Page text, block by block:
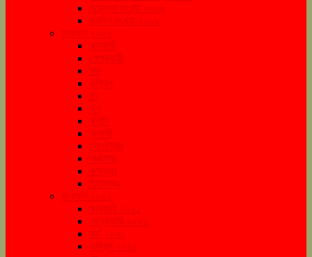
নভেম্বর সংখ্যা ২০১৯
বড়দিন সংখ্যা ২০১৯
সংরক্ষণ ২০২০
জানুয়ারী
ফেব্রুয়ারী
মার্চ
এপ্রিল
মে
জুন
জুলাই
অগাস্ট
সেপ্টেম্বর
অক্টোবর
নভেম্বর
ডিসেম্বর
সংরক্ষণ ২০২১
জানুয়ারি ২০২১
ফেব্রুয়ারি ২০২১
মার্চ ২০২১
এপ্রিল ২০২১